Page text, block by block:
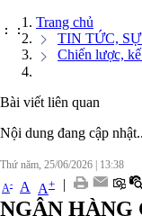
: :
Trang chủ
TIN TỨC,
Chiến lược,
Bài viết liên quan
Nội dung đang cập
Thứ năm, 25/06/2026 | 13:38
A- A A+ |
NGÂN HÀNG